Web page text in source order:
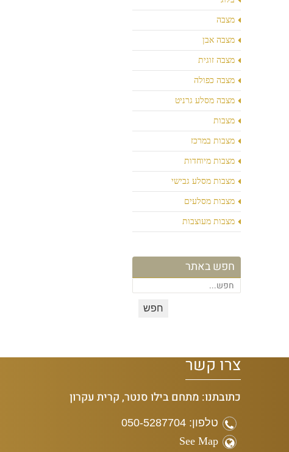
מצבה
מצבה אבן
מצבה זוגית
מצבה כפולה
מצבה מסלע גרניט
מצבות
מצבות במרכז
מצבות מיוחדות
מצבות מסלע גבישי
מצבות מסלעים
מצבות מעוצבות
חפש באתר
צרו קשר
כתובתנו: מתחם בילו סנטר, קרית עקרון
טלפון: 050-5287704
See Map